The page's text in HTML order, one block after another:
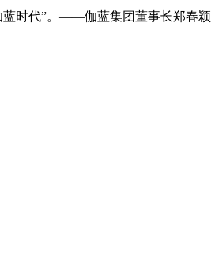
蓝时代”。——伽蓝集团董事长郑春颖